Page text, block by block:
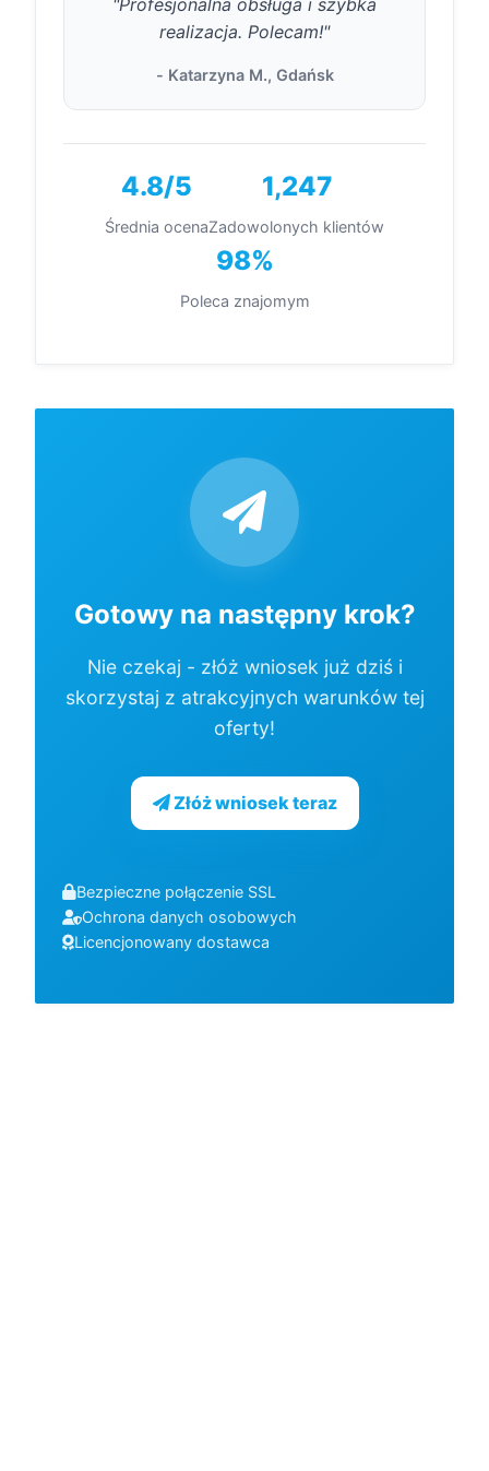
"Profesjonalna obsługa i szybka
realizacja. Polecam!"
- Katarzyna M., Gdańsk
4.8/5
Średnia ocena
1,247
Zadowolonych klientów
98%
Poleca znajomym
Gotowy na następny krok?
Nie czekaj - złóż wniosek już dziś i
skorzystaj z atrakcyjnych warunków tej
oferty!
Złóż wniosek teraz
Bezpieczne połączenie SSL
Ochrona danych osobowych
Licencjonowany dostawca